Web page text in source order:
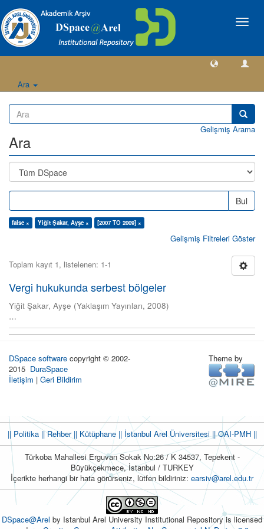
Geçiş
Ara
Gelişmiş Arama
Ara
Bul
false × Yiğit Şakar, Ayşe × [2007 TO 2009] ×
Gelişmiş Filtreleri Göster
Toplam kayıt 1, listelenen: 1-1
Vergi hukukunda serbest bölgeler
Yiğit Şakar, Ayşe (Yaklaşım Yayınları, 2008)
…
DSpace software copyright © 2002-
2015 DuraSpace
İletişim | Geri Bildirim
Theme by
|| Politika|| Rehber|| Kütüphane|| İstanbul Arel Üniversitesi ||OAI-PMH ||
Türkoba Mahallesi Erguvan Sokak No:26 / K 34537, Tepekent -
Büyükçekmece, İstanbul / TURKEY
İçerikte herhangi bir hata görürseniz, lütfen bildiriniz: earsiv@arel.edu.tr
DSpace@Arel by Istanbul Arel University Institutional Repository is licensed